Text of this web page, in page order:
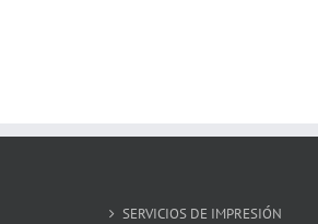
SERVICIOS DE IMPRESIÓN